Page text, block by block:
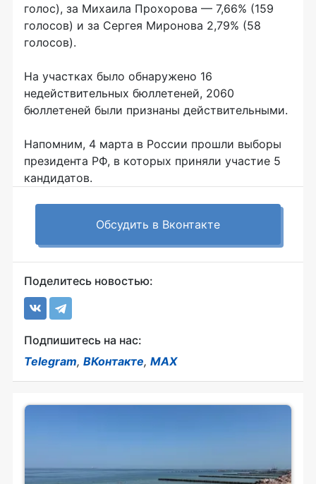
голос), за Михаила Прохорова — 7,66% (159
голосов) и за Сергея Миронова 2,79% (58
голосов).
На участках было обнаружено 16
недействительных бюллетеней, 2060
бюллетеней были признаны действительными.
Напомним, 4 марта в России прошли выборы
президента РФ, в которых приняли участие 5
кандидатов.
Обсудить в Вконтакте
Поделитесь новостью:
Подпишитесь на нас:
Telegram, ВКонтакте, MAX